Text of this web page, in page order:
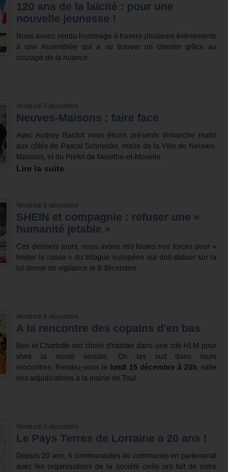
120 ans de la laïcité : pour une
nouvelle jeunesse !
Nous avons rendu hommage à travers plusieurs évènements
à une Assemblée qui a su trouver un chemin grâce au
courage de la nuance.
Vendredi 5 décembre
Neuves-Maisons : faire face
Avec Audrey Bardot nous étions présents dimanche matin
aux côtés de Pascal Schneider, maire de la Ville de Neuves-
Maisons, et du Préfet de Meurthe-et-Moselle.
Lire la suite
Vendredi 5 décembre
SHEIN et compagnie : refuser une «
humanité jetable »
Ces derniers jours, nous avons mis toutes nos forces pour «
limiter la casse » du trilogue européen qui doit statuer sur la
loi devoir de vigilance le 8 décembre.
Vendredi 5 décembre
A la rencontre des copains d'en bas
Ben et Charlotte ont choisi d'habiter dans une cité HLM pour
vivre la mixité sociale. On les suit dans leurs
rencontres. Rendez-vous le
lundi 15 décembre à 20h, salle
des adjudications à la mairie de Toul.
Vendredi 5 décembre
Le Pays Terres de Lorraine a 20 ans !
Depuis 20 ans, 4 communautés de communes en partenariat
avec les organisations de la société civile ont fait de notre